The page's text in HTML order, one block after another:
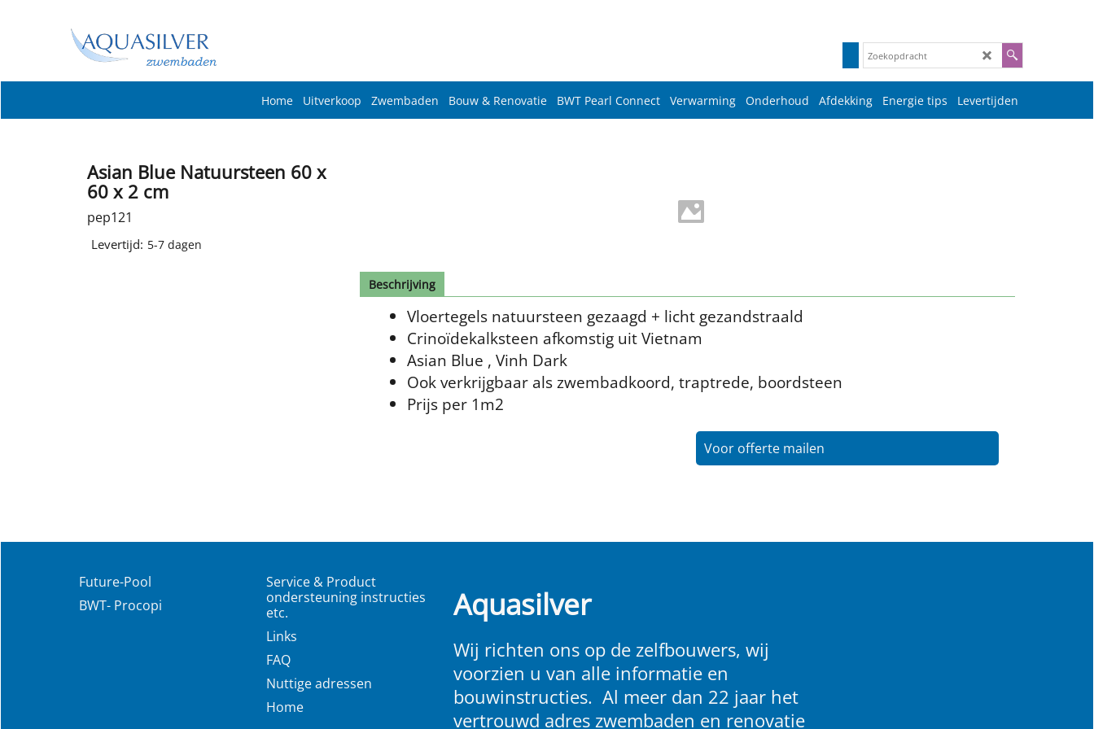
Home Uitverkoop Zwembaden Bouw & Renovatie BWT Pearl Connect Verwarming Onderhoud Afdekking Energie tips Levertijden
Asian Blue Natuursteen 60 x
60 x 2 cm
pep121
Levertijd: 5-7 dagen
Beschrijving
Vloertegels natuursteen gezaagd + licht gezandstraald
Crinoïdekalksteen afkomstig uit Vietnam
Asian Blue , Vinh Dark
Ook verkrijgbaar als zwembadkoord, traptrede, boordsteen
Prijs per 1m2
Voor offerte mailen
Future-Pool
BWT- Procopi
Service & Product
ondersteuning instructies
etc.
Links
FAQ
Nuttige adressen
Home
Aquasilver
Wij richten ons op de zelfbouwers, wij
voorzien u van alle informatie en
bouwinstructies. Al meer dan 22 jaar het
vertrouwd adres zwembaden en renovatie